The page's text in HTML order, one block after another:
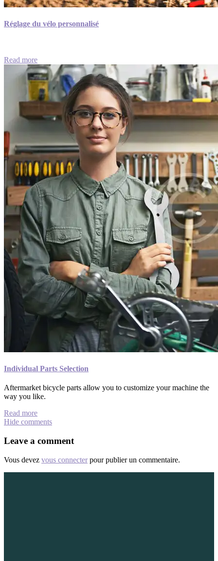
Réglage du vélo personnalisé
Read more
Individual Parts Selection
Aftermarket bicycle parts allow you to customize your machine the
way you like.
Read more
Hide comments
Leave a comment
Vous devez vous connecterpour publier un commentaire.